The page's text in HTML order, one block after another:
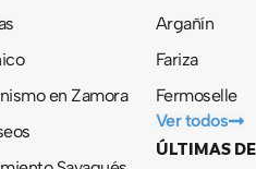
en Zamora
Argañín
Fariza
Fermoselle
Ver todos
ÚLTIMAS